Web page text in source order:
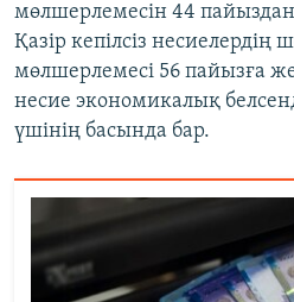
мөлшерлемесін 44
Қазір кепілсіз несиелердің
мөлшерлемесі 56 пайызға
несие экономикалық
үшінің басында бар.